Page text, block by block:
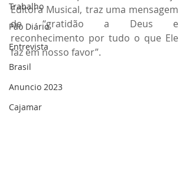
Trabalho
Pão Diário
Entrevista
Brasil
Anuncio 2023
Cajamar
Editora Musical, traz uma mensagem
de “gratidão a Deus e
reconhecimento por tudo o que Ele
faz em nosso favor”.